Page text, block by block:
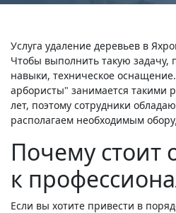
Услуга удаление деревьев в
Чтобы выполнить такую задачу,
навыки, техническое
арбористы" занимается такими
лет, поэтому сотрудники
располагаем необходимым
Почему стоит
к
Если вы хотите привести в